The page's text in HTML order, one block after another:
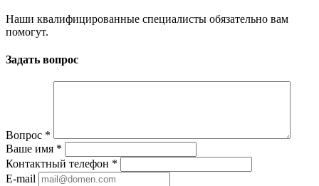
Наши квалифицированные специалисты обязательно вам
помогут.
Задать вопрос
Вопрос *
Ваше имя *
Контактный телефон *
E-mail